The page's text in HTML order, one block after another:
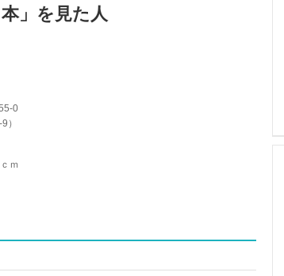
」を見た人
0
9 ）
ｍ